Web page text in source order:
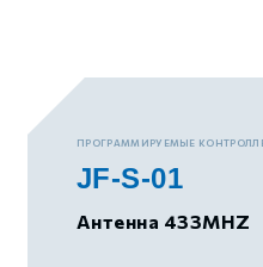
ПРОГРАММИРУЕМЫЕ
JF-S-01
Антенна 433MHZ